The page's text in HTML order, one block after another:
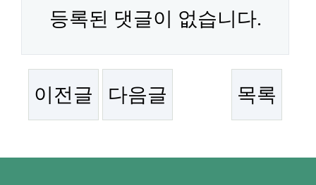
등록된 댓글이 없습니다.
이전글 다음글 목록